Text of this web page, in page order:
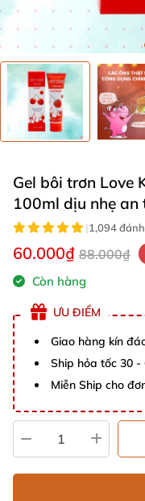
Gel bôi trơn Love
100ml dịu nhẹ an
|1,094
60.000₫ 88.000₫
Còn hàng
ƯU ĐIỂM
Giao hàng kín
Ship hỏa tốc 30 -
Miễn Ship cho